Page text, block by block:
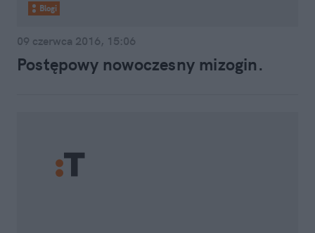
Blogi
09 czerwca 2016, 15:06
Postępowy nowoczesny mizogin.